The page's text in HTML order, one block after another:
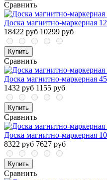
Сравнить
Доска магнитно-маркерная
18422 руб 10299 руб
Купить
Сравнить
Доска магнитно-маркерная
1432 руб 1155 руб
Купить
Сравнить
Доска магнитно-маркерная
8322 руб 7627 руб
Купить
Сравнить